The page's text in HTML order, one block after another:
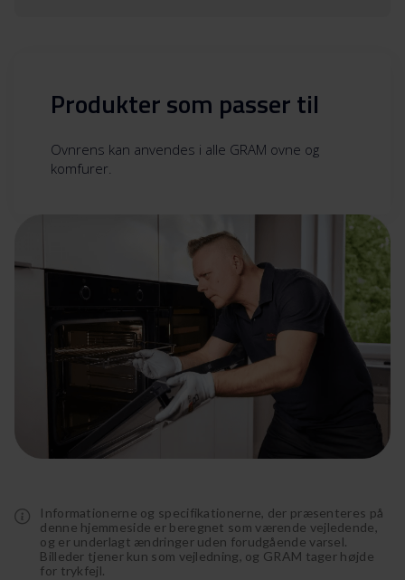
Produkter som passer til
Ovnrens kan anvendes i alle GRAM ovne og
komfurer.
Informationerne og specifikationerne, der præsenteres på
denne hjemmeside er beregnet som værende vejledende,
og er underlagt ændringer uden forudgående varsel.
Billeder tjener kun som vejledning, og GRAM tager højde
for trykfejl.